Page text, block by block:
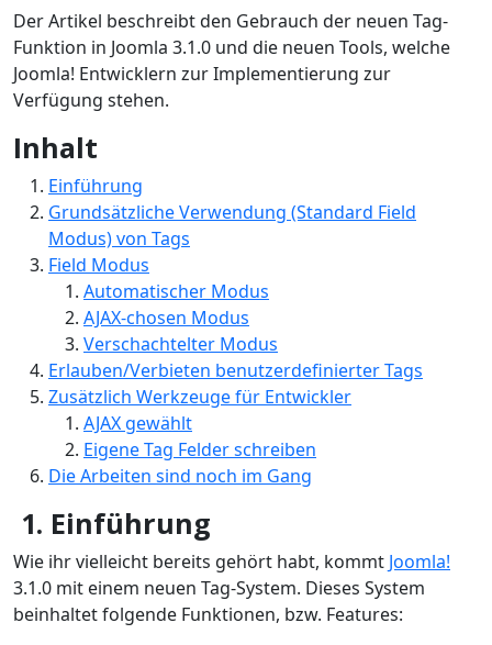
Der Artikel beschreibt den Gebrauch der neuen Tag-
Funktion in Joomla 3.1.0 und die neuen Tools, welche
Joomla! Entwicklern zur Implementierung zur
Verfügung stehen.
Inhalt
Einführung
Grundsätzliche Verwendung (Standard Field
Modus) von Tags
Field Modus
Automatischer Modus
AJAX-chosen Modus
Verschachtelter Modus
Erlauben/Verbieten benutzerdefinierter Tags
Zusätzlich Werkzeuge für Entwickler
AJAX gewählt
Eigene Tag Felder schreiben
Die Arbeiten sind noch im Gang
1. Einführung
Wie ihr vielleicht bereits gehört habt, kommt Joomla!
3.1.0 mit einem neuen Tag-System. Dieses System
beinhaltet folgende Funktionen, bzw. Features: